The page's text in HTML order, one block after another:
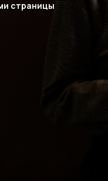
страницы